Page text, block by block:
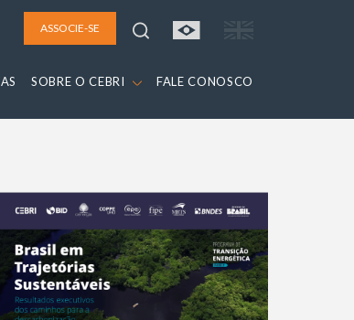
ASSOCIE-SE
SOBRE O CEBRI FALE CONOSCO